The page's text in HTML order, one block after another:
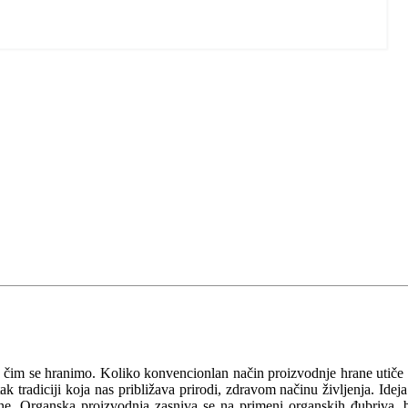
se hranimo. Koliko konvencionlan način proizvodnje hrane utiče
tradiciji koja nas približava prirodi, zdravom načinu življenja.